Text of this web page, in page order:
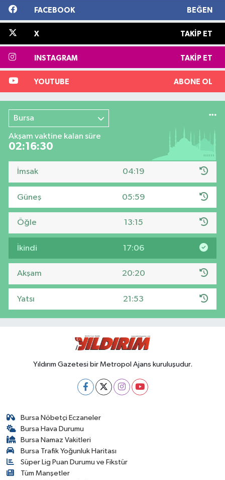
FACEBOOK BEĞEN
X TAKIP ET
INSTAGRAM TAKIP ET
YOUTUBE ABONE OL
Bursa
Akşam vaktine kalan süre
02:16:29
İmsak 04:19
Güneş 05:59
Öğle 13:15
İkindi 17:06
Akşam 20:20
Yatsı 21:53
Yıldırım Gazetesi bir Metropol Ajans kuruluşudur.
Bursa Nöbetçi Eczaneler
Bursa Hava Durumu
Bursa Namaz Vakitleri
Bursa Trafik Yoğunluk Haritası
Süper Lig Puan Durumu ve Fikstür
Tüm Manşetler